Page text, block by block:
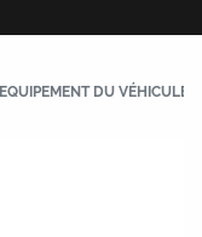
EQUIPEMENT DU VÉHICULE